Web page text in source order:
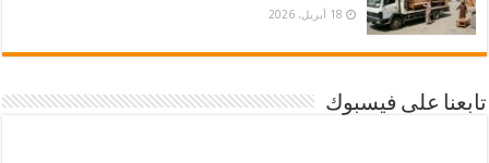
18 أبريل، 2026
تابعنا على فيسبوك